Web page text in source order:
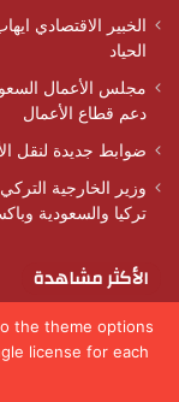
the theme options
license for each
الخبير الاقتصادي
الحياد
مجلس الأعمال
دعم قطاع الأعمال
ضوابط جديدة لنقل
وزير الخارجية
تركيا والسعودية
الأكثر مشاهدة
28 سبتمبر، 2024
” صوت الشعب”:
بتحويل المنطقة